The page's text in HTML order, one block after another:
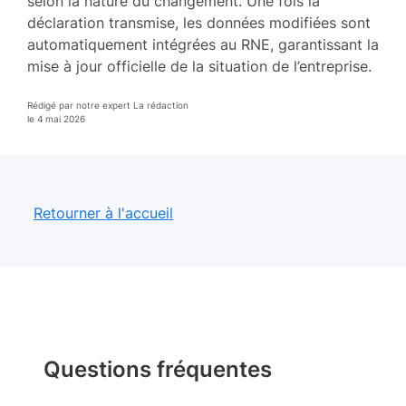
déclaration transmise, les données modifiées sont
automatiquement intégrées au RNE, garantissant la
mise à jour officielle de la situation de l’entreprise.
Rédigé par notre expert La rédaction
le 4 mai 2026
Retourner à l'accueil
Questions fréquentes